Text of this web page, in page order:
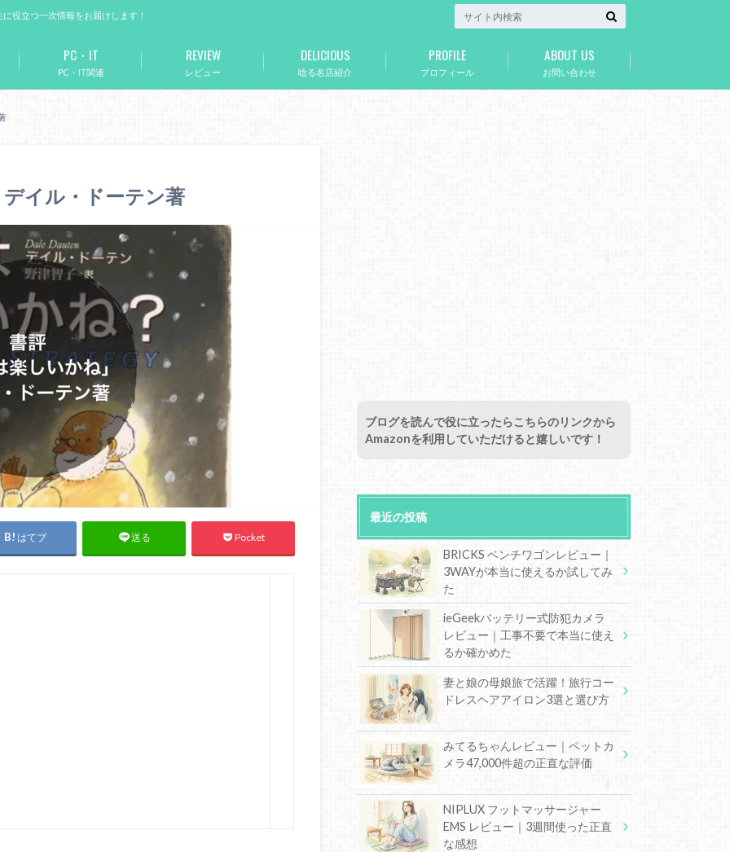
役立つ一次情報をお届けします！
PC・IT関連
PC・IT
レビュー
REVIEW
唸る名店紹介
DELICIOUS
プロフィール
PROFILE
お問い合わせ
ABOUT US
イル・ドーテン著
はてブ 送る Pocket
ブログを読んで役に立ったらこちらのリンクから
Amazonを利用していただけると嬉しいです！
最近の投稿
BRICKS ベンチワゴンレビュー｜
3WAYが本当に使えるか試してみ
た
ieGeekバッテリー式防犯カメラ
レビュー｜工事不要で本当に使え
るか確かめた
妻と娘の母娘旅で活躍！旅行コー
ドレスヘアアイロン3選と選び方
みてるちゃんレビュー｜ペットカ
メラ47,000件超の正直な評価
NIPLUX フットマッサージャー
EMS レビュー｜3週間使った正直
な感想